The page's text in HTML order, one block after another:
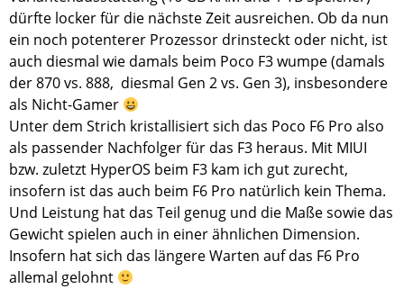
dürfte locker für die nächste Zeit ausreichen. Ob da nun
ein noch potenterer Prozessor drinsteckt oder nicht, ist
auch diesmal wie damals beim Poco F3 wumpe (damals
der 870 vs. 888, diesmal Gen 2 vs. Gen 3), insbesondere
als Nicht-Gamer
Unter dem Strich kristallisiert sich das Poco F6 Pro also
als passender Nachfolger für das F3 heraus. Mit MIUI
bzw. zuletzt HyperOS beim F3 kam ich gut zurecht,
insofern ist das auch beim F6 Pro natürlich kein Thema.
Und Leistung hat das Teil genug und die Maße sowie das
Gewicht spielen auch in einer ähnlichen Dimension.
Insofern hat sich das längere Warten auf das F6 Pro
allemal gelohnt